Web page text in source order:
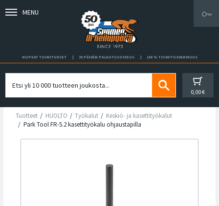
MENU
NOPEAT TOIMITUKSET 30 PÄIVÄN PALAUTUSOIKEUS 100 % TOIMITUSVARMUUS
0,00 €
Tuotteet HUOLTO Työkalut
Keskiö- ja kasettityökalut
Park Tool FR-5.2 kasettityökalu ohjaustapilla